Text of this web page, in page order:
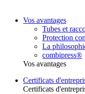
Vos avantages
Tubes et
Protection
La
combipress®
Vos avantages
Certificats
Certificats